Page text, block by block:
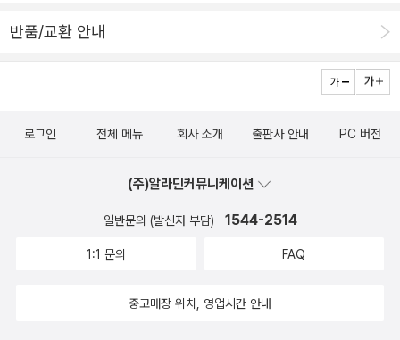
이다. 그의 발견이 없었다면 나는 <로마서>의 초고를 쓸 수 없었을
것이다.˝곧 투르나이젠의 <도스토옙스키>와 바르트의 <로마서>는
짝으로 읽을 수 있는 책이다(비슷한 시기에 헤세 역시 도스토옙스키
옙스키 수용에 관심이 생겼다). 그리고 이 두 책의 한국어판을 같은
만찮다는 점. 아직 장바구니에 있지만 조만간 ‘해결‘할 생각이다. 내년
에는 도스토옙스키 강의도 내볼 계획이어서 더 미루기도 어렵다...
반품/교환 안내
로그인 전체 메뉴 회사 소개 출판사 안내 PC 버전
(주)알라딘커뮤니케이션
일반문의 (발신자 부담) 1544-2514
1:1 문의 FAQ
중고매장 위치, 영업시간 안내